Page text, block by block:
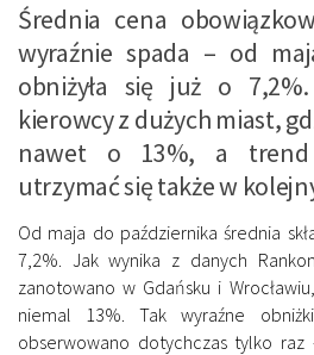
Średnia cena
wyraźnie spada – od
obniżyła się już o
kierowcy z dużych miast,
nawet o 13%, a trend
utrzymać się także w
Od maja do października średnia
7,2%. Jak wynika z danych
zanotowano w Gdańsku i
niemal 13%. Tak wyraźne
obserwowano dotychczas tylko